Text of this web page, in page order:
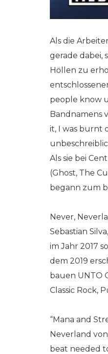
Als die
gerade dabei,
Höllen zu
people know
Bandnamens
it, I was burnt
Als sie bei
(Ghost, The
begann zum
Never,
Sebastian
im Jahr 2017
dem 2019
bauen UNTO
Classic Rock,
“Mana and
Neverland
beat needed